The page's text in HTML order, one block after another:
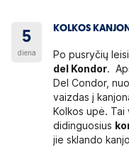
5
diena
KOLKOS
Po pusryčių
del Kondor.
Del Condor,
vaizdas į
Kolkos upė.
didinguosius
jie sklando